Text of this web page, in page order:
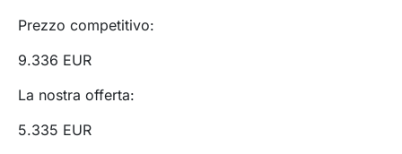
Prezzo competitivo:
9.336 EUR
La nostra offerta:
5.335 EUR